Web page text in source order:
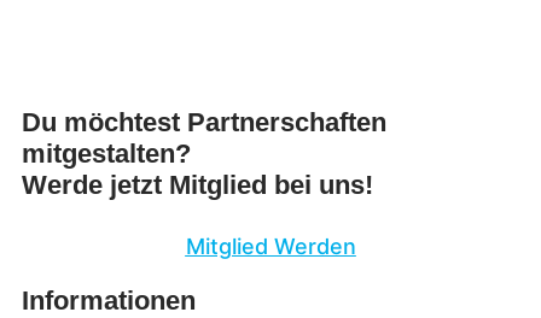
Du möchtest Partnerschaften
mitgestalten?
Werde jetzt Mitglied bei uns!
Mitglied Werden
Informationen